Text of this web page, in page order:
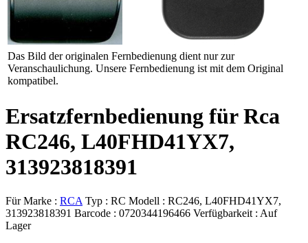
Das Bild der originalen Fernbedienung dient nur zur
Veranschaulichung. Unsere Fernbedienung ist mit dem Original
kompatibel.
Ersatzfernbedienung für Rca
RC246, L40FHD41YX7,
313923818391
Für Marke : RCA Typ : RC Modell : RC246, L40FHD41YX7,
313923818391 Barcode : 0720344196466 Verfügbarkeit : Auf
Lager